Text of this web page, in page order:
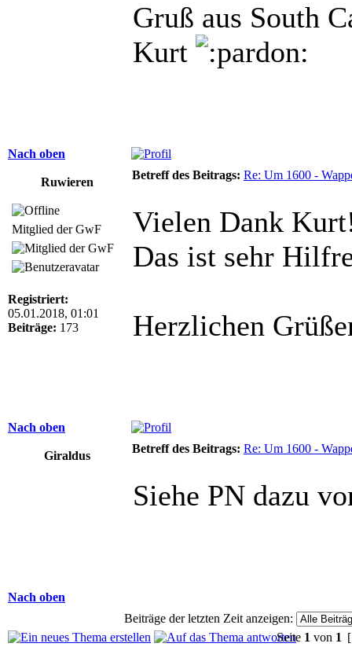
Gruß aus South
Kurt
Nach oben
Ruwieren
Betreff des Beitrags: Re: Um 1600 -
Mitglied der GwF
Registriert:
05.01.2018, 01:01
Beiträge: 173
Vielen Dank
Das ist sehr
Herzlichen
Nach oben
Giraldus
Betreff des Beitrags: Re: Um 1600 -
Siehe PN dazu
Nach oben
Beiträge der letzten Zeit anzeigen:
Seite 1 von 1